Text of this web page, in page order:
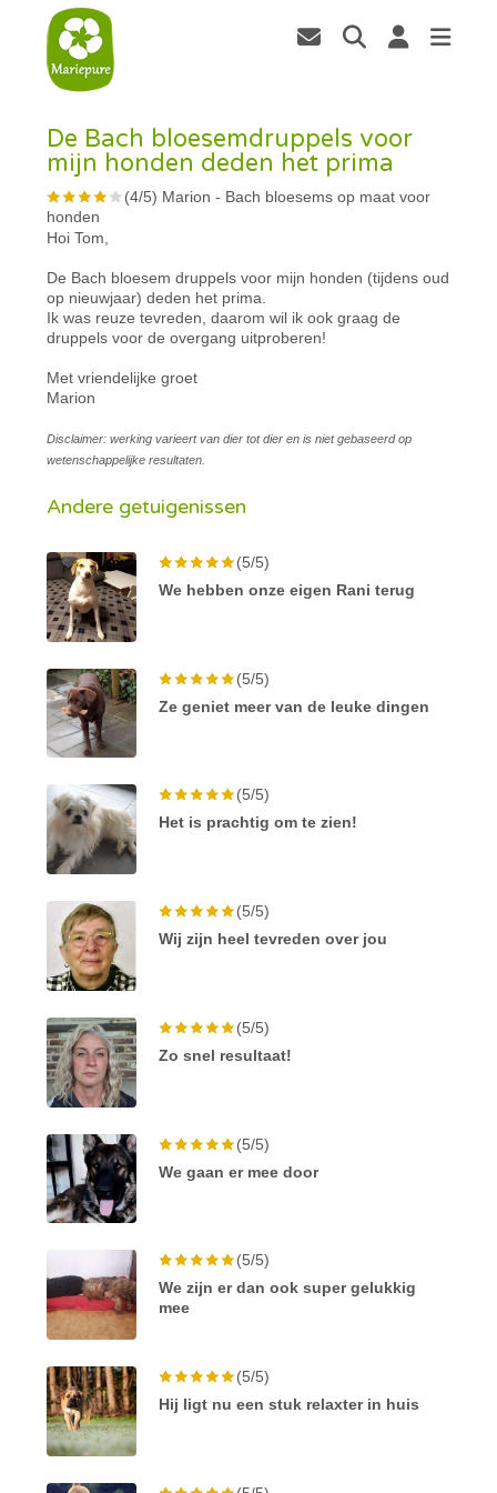
De Bach bloesemdruppels voor
mijn honden deden het prima
(4/5) Marion - Bach bloesems op maat voor
honden
Hoi Tom,
De Bach bloesem druppels voor mijn honden (tijdens oud
op nieuwjaar) deden het prima.
Ik was reuze tevreden, daarom wil ik ook graag de
druppels voor de overgang uitproberen!
Met vriendelijke groet
Marion
Disclaimer: werking varieert van dier tot dier en is niet gebaseerd op
wetenschappelijke resultaten.
Andere getuigenissen
(5/5)
We hebben onze eigen Rani terug
(5/5)
Ze geniet meer van de leuke dingen
(5/5)
Het is prachtig om te zien!
(5/5)
Wij zijn heel tevreden over jou
(5/5)
Zo snel resultaat!
(5/5)
We gaan er mee door
(5/5)
We zijn er dan ook super gelukkig
mee
(5/5)
Hij ligt nu een stuk relaxter in huis